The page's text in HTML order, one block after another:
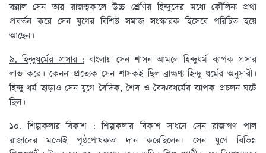
বল্লাল সেন তার রাজত্বকালে উচ্চ শ্রেণির হিন্দুদের মধ্যে কৌলিন্য প্রথা
প্রবর্তন করে সেন যুগের বিশিষ্ট সমাজ সংস্কারক হিসেবে পরিচিত হয়ে
আছেন।
৯. হিন্দুধর্মের প্রসার :বাংলায় সেন শাসন আমলে হিন্দুধর্ম ব্যাপক প্রসার
লাভ করে। কেননা প্রত্যেক সেন শাসকই ছিল ব্রাহ্মণ্য হিন্দু ধর্মের অনুসারী।
হিন্দু ধর্ম ছাড়াও সেন যুগে বৈদিক, শৈব ও বৈষ্ণবধর্মের ব্যাপক প্রচলন ঘটে
ছিল।
১০. শিল্পকলার বিকাশ :শিল্পকলার বিকাশ সাধনে সেন রাজাগণ পাল
রাজাদের মতোই পৃষ্ঠপোষকতা দান করেছিলেন। সেন যুগে বিভিন্ন